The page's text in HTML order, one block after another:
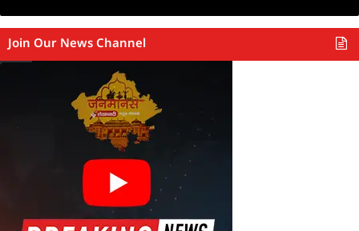
Join Our News Channel